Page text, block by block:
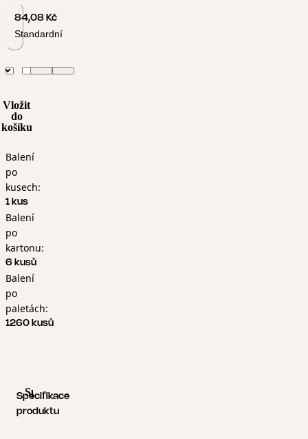
84,08 Kč
Standardní
Vložit
do
košíku
Balení
po
kusech:
1 kus
Balení
po
kartonu:
6 kusů
Balení
po
paletách:
1260 kusů
Specifikace produktu
Specifikace
produktu